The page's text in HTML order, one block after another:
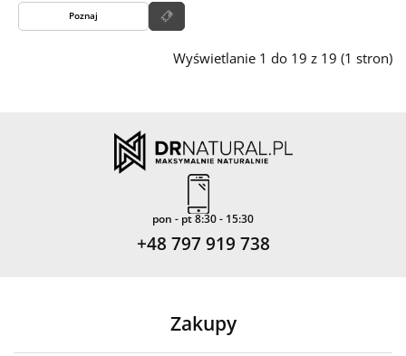
Poznaj
Wyświetlanie 1 do 19 z 19 (1 stron)
pon - pt 8:30 - 15:30
+48 797 919 738
Zakupy